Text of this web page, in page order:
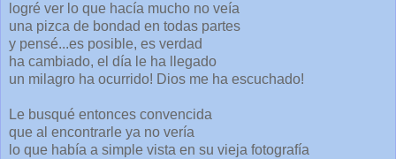
logré ver lo que hacía mucho no veía
una pizca de bondad en todas partes
y pensé...es posible, es verdad
ha cambiado, el día le ha llegado
un milagro ha ocurrido! Dios me ha escuchado!
Le busqué entonces convencida
que al encontrarle ya no vería
lo que había a simple vista en su vieja fotografía